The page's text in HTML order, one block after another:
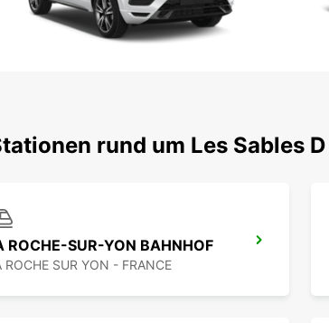
rund um Les Sables
ROCHE-SUR-YON BAHNHOF
ROCHE SUR YON - FRANCE